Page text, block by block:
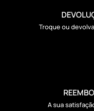
Troque ou
A sua